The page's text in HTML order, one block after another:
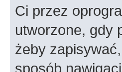
Ci przez
utworzone, gdy
żeby
sposób